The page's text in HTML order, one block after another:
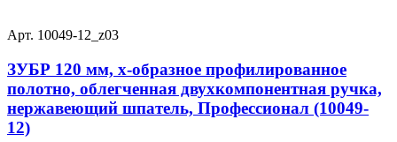
Арт. 10049-12_z03
ЗУБР 120 мм, х-образное профилированное
полотно, облегченная двухкомпонентная ручка,
нержавеющий шпатель, Профессионал (10049-
12)